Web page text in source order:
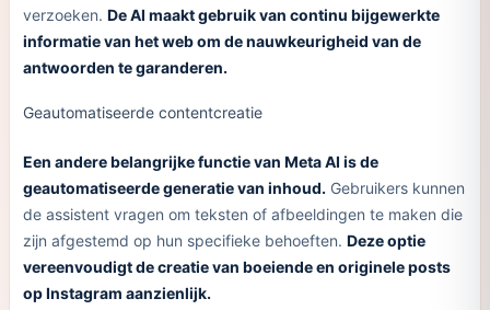
verzoeken. De AI maakt gebruik van continu bijgewerkte
informatie van het web om de nauwkeurigheid van de
antwoorden te garanderen.
Geautomatiseerde contentcreatie
Een andere belangrijke functie van Meta AI is de
geautomatiseerde generatie van inhoud. Gebruikers kunnen
de assistent vragen om teksten of afbeeldingen te maken die
zijn afgestemd op hun specifieke behoeften. Deze optie
vereenvoudigt de creatie van boeiende en originele posts
op Instagram aanzienlijk.